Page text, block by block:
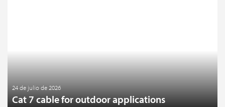
24 de julio de 2026
Cat 7 cable for outdoor applications